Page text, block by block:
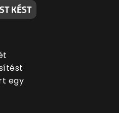
KÉST
egy